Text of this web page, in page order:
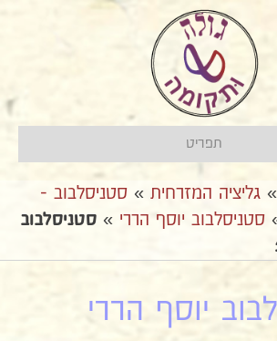
תפריט
» גליציה המזרחית » סטניסלבוב -
סטניסלבוב יוסף הררי » סטניסלבוב
יוסף הררי